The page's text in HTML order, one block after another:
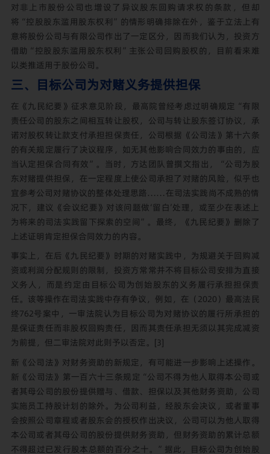
对非上市股份公司也增设了异议股东回购请求权的条款，但却
将“控股股东滥用股东权利”的情形明确排除在外，鉴于立法上有
意将股份公司与有限公司作出了一定区分，因而我们认为，投资方
借助“控股股东滥用股东权利”主张公司回购股权的，目前看来难
以类推适用于股份公司。
三、目标公司为对赌义务提供担保
在《九民纪要》征求意见阶段，最高院曾经考虑过明确规定“有限
责任公司的股东之间相互转让股权，公司与转让股东签订协议，承
诺对股权转让款支付承担担保责任，公司根据《公司法》第十六条
的有关规定履行了决议程序，如无其他影响合同效力的事由的，应
当认定担保合同有效”。当时，方达团队曾撰文指出，“公司为股
东对赌提供担保，在一定程度上使公司承担了对赌的风险，似乎也
宜参考公司对赌协议的整体处理思路……在司法实践尚不成熟的情
况下，建议《会议纪要》对该问题做‘留白’处理，或至少在表述上
为将来的司法实践留下探索的空间”。最终，《九民纪要》删除了
上述证明肯定担保合同效力的内容。
事实上，在后《九民纪要》时期的对赌实践中，为规避关于回购减
资或利润分配规则的限制，投资方常常并不将目标公司安排为直接
义务人，而是约定由目标公司为创始股东的义务履行承担担保责
任。该等操作在司法实践中存有争议，例如，在（2020）最高法民
终762号案中，一审法院认为目标公司为对赌协议的履行所承担的
是保证责任而非股权回购责任，因而其责任承担无须以其完成减资
为前提，但二审法院对此则予以否定。 [3]
新《公司法》对财务资助的新规定，有可能进一步影响上述操作。
新《公司法》 第一百六十三条规定“公司不得为他人取得本公司或
者其母公司的股份提供赠与、借款、担保以及其他财务资助，公司
实施员工持股计划的除外。为公司利益，经股东会决议，或者董事
会按照公司章程或者股东会的授权作出决议，公司可以为他人取得
本公司或者其母公司的股份提供财务资助，但财务资助的累计总额
不得超过已发行股本总额的百分之十。”据此，目标公司为创始股